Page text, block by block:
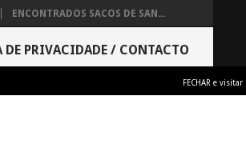
ENCONTRADOS SACOS DE SAN...
DE PRIVACIDADE / CONTACTO
FECHAR e